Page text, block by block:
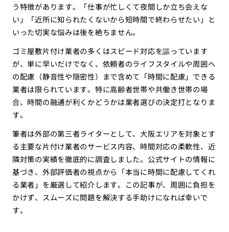
う特徴があります。「仕事が忙しくて夜間しか立ち会えな
い」「近所に知られたくないから短時間で終わらせたい」と
いった切実な悩みは後を絶ちません。
ゴミ屋敷片付け業者の多くはスピード対応を謳っています
が、単に早いだけでなく、依頼者のライフスタイルや周囲へ
の配慮（静音性や隠密性）まで含めて「時間に配慮」できる
業者は限られています。特に高齢者世帯や共働き世帯の場
合、時間の融通が利くかどうかは業者選びの決定打となりま
す。
筆者は外部の第三者ライターとして、大阪エリアを対象とす
る主要な片付け業者のサービス内容、時間対応の柔軟性、近
隣対策の実績を徹底的に調査しました。公式サイトの情報に
基づき、外部評価者の視点から「本当に時間に配慮してくれ
る業者」を厳選して紹介します。この記事が、周囲に負担を
かけず、スムーズに問題を解決する手助けになれば幸いで
す。